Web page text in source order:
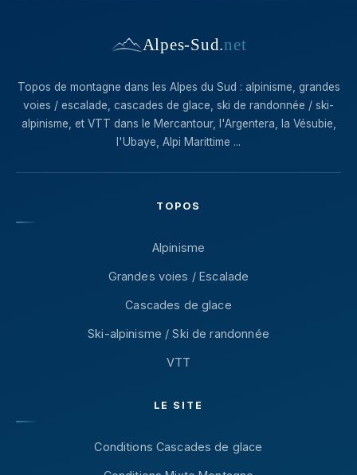
Alpes-Sud.net
Topos de montagne dans les Alpes du Sud : alpinisme, grandes
voies / escalade, cascades de glace, ski de randonnée / ski-
alpinisme, et VTT dans le Mercantour, l'Argentera, la Vésubie,
l'Ubaye, Alpi Marittime ...
TOPOS
Alpinisme
Grandes voies / Escalade
Cascades de glace
Ski-alpinisme / Ski de randonnée
VTT
LE SITE
Conditions Cascades de glace